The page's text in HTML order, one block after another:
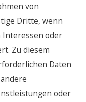
von
Dritte, wenn
Interessen oder
Zu diesem
Daten
oder